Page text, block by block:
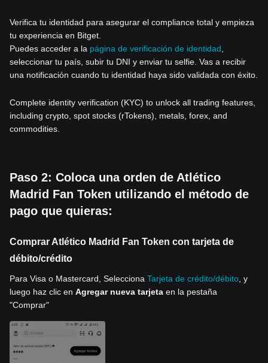
Verifica tu identidad para asegurar el compliance total y empieza
tu experiencia en Bitget.
Puedes acceder a la página de verificación de identidad
seleccionar tu país, subir tu DNI y enviar tu selfie. Vas a recibir
una notificación cuando tu identidad haya sido validada con éxito.
Complete identity verification (KYC) to unlock all trading features,
including crypto, spot stocks (rTokens), metals, forex, and
commodities.
Paso 2: Coloca una orden de Atlético
Madrid Fan Token utilizando el método de
pago que quieras:
Comprar Atlético Madrid Fan Token con tarjeta de
débito/crédito
Para Visa o Mastercard, Selecciona Tarjeta de crédito/débito , y
luego haz clic en Agregar nueva tarjeta en la pestaña
"Comprar"